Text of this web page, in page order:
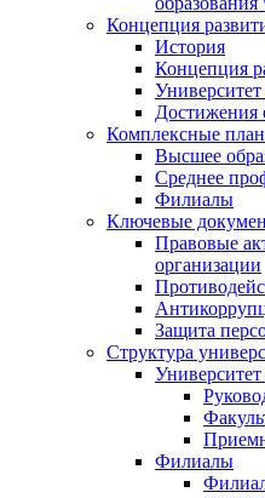
Концепция
История
Концепция
Достижения
Комплексные
Высшее
Среднее
Филиалы
Ключевые
Правовые
организации
Защита
Структура
Филиалы